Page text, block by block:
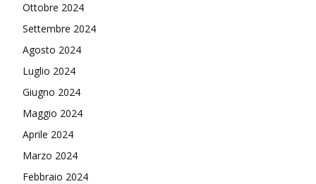
Ottobre 2024
Settembre 2024
Agosto 2024
Luglio 2024
Giugno 2024
Maggio 2024
Aprile 2024
Marzo 2024
Febbraio 2024